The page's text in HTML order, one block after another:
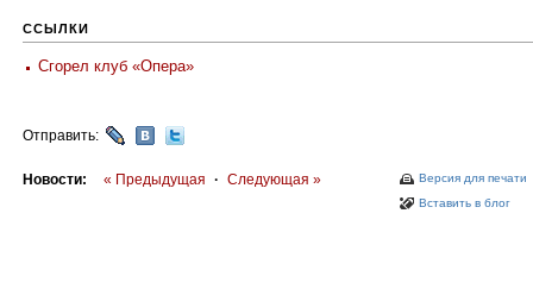
ССЫЛКИ
Сгорел клуб «Опера»
Отправить:
Версия для печати
Вставить в блог
Новости: « Предыдущая · Следующая »